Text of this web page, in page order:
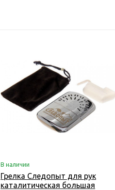
В наличии
Грелка Следопыт для рук
каталитическая большая